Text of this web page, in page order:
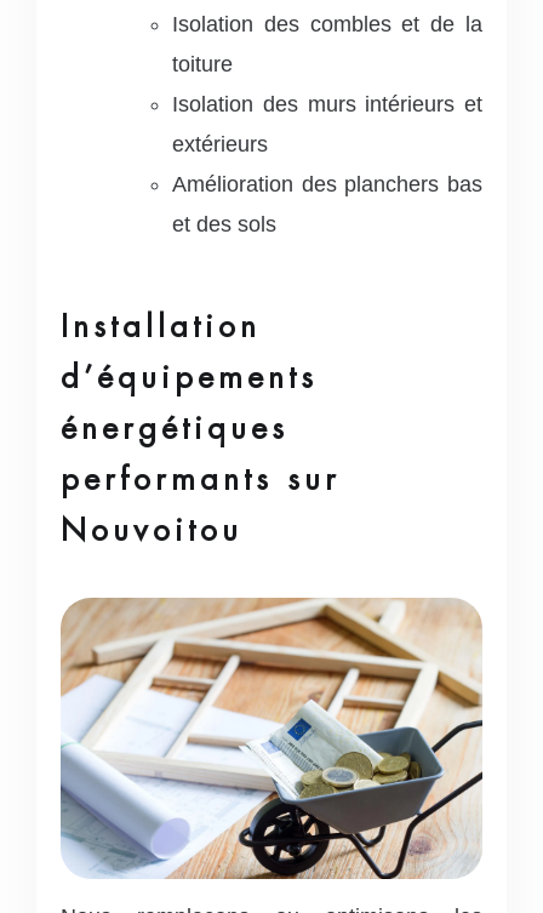
Isolation des combles et de la
toiture
Isolation des murs intérieurs et
extérieurs
Amélioration des planchers bas
et des sols
Installation
d’équipements
énergétiques
performants sur
Nouvoitou